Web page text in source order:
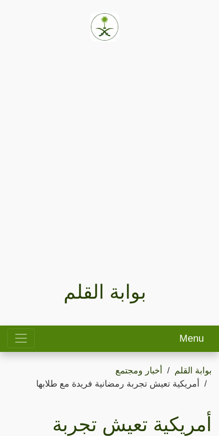
بوابة القلم
Menu
بوابة القلم
أخبار ومجتمع
أمريكية تعيش تجربة رمضانية فريدة مع طلابها
أمريكية تعيش تجربة